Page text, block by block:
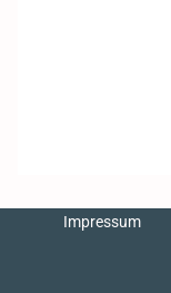
Impressum